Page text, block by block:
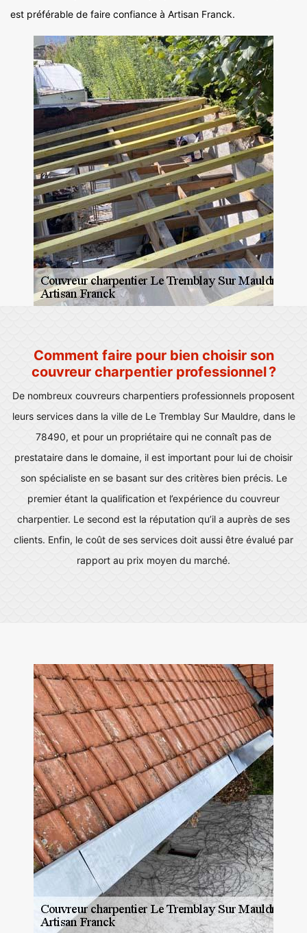
est préférable de faire confiance à Artisan Franck.
Comment faire pour bien choisir son
couvreur charpentier professionnel ?
De nombreux couvreurs charpentiers professionnels proposent
leurs services dans la ville de Le Tremblay Sur Mauldre, dans le
78490, et pour un propriétaire qui ne connaît pas de
prestataire dans le domaine, il est important pour lui de choisir
son spécialiste en se basant sur des critères bien précis. Le
premier étant la qualification et l’expérience du couvreur
charpentier. Le second est la réputation qu’il a auprès de ses
clients. Enfin, le coût de ses services doit aussi être évalué par
rapport au prix moyen du marché.